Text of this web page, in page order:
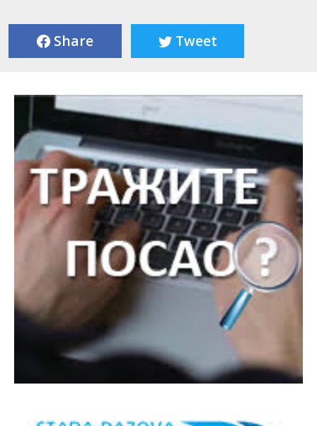
Share Tweet